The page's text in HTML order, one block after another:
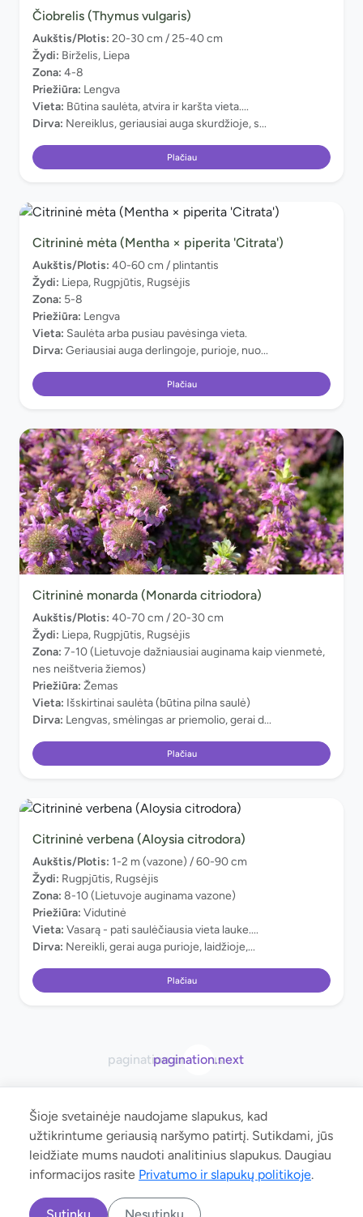
Čiobrelis (Thymus vulgaris)
Aukštis/Plotis: 20-30 cm / 25-40 cm
Žydi: Birželis, Liepa
Zona: 4-8
Priežiūra: Lengva
Vieta: Būtina saulėta, atvira ir karšta vieta....
Dirva: Nereiklus, geriausiai auga skurdžioje, s...
Plačiau
Citrininė mėta (Mentha × piperita 'Citrata')
Aukštis/Plotis: 40-60 cm / plintantis
Žydi: Liepa, Rugpjūtis, Rugsėjis
Zona: 5-8
Priežiūra: Lengva
Vieta: Saulėta arba pusiau pavėsinga vieta.
Dirva: Geriausiai auga derlingoje, purioje, nuo...
Plačiau
Citrininė monarda (Monarda citriodora)
Aukštis/Plotis: 40-70 cm / 20-30 cm
Žydi: Liepa, Rugpjūtis, Rugsėjis
Zona: 7-10 (Lietuvoje dažniausiai auginama kaip vienmetė,
nes neištveria žiemos)
Priežiūra: Žemas
Vieta: Išskirtinai saulėta (būtina pilna saulė)
Dirva: Lengvas, smėlingas ar priemolio, gerai d...
Plačiau
Citrininė verbena (Aloysia citrodora)
Aukštis/Plotis: 1-2 m (vazone) / 60-90 cm
Žydi: Rugpjūtis, Rugsėjis
Zona: 8-10 (Lietuvoje auginama vazone)
Priežiūra: Vidutinė
Vieta: Vasarą - pati saulėčiausia vieta lauke....
Dirva: Nereikli, gerai auga purioje, laidžioje,...
Plačiau
pagination.previous
pagination.next
© 2026 manoaugalas.lt. Neradote Jums reikalingo augalo ar radote
klaidą ar norite bendradarbiauti? Parašykite:
klausti@manoaugalas.lt
Šioje svetainėje naudojame slapukus, kad
užtikrintume geriausią naršymo patirtį. Sutikdami, jūs
leidžiate mums naudoti analitinius slapukus. Daugiau
informacijos rasite Privatumo ir slapukų politikoje.